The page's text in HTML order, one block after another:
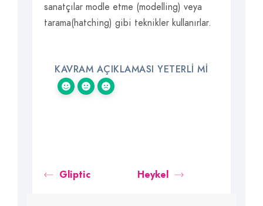
sanatçılar modle etme (modelling) veya
tarama(hatching) gibi teknikler kullanırlar.
KAVRAM AÇIKLAMASI YETERLI MI
Gliptic Heykel